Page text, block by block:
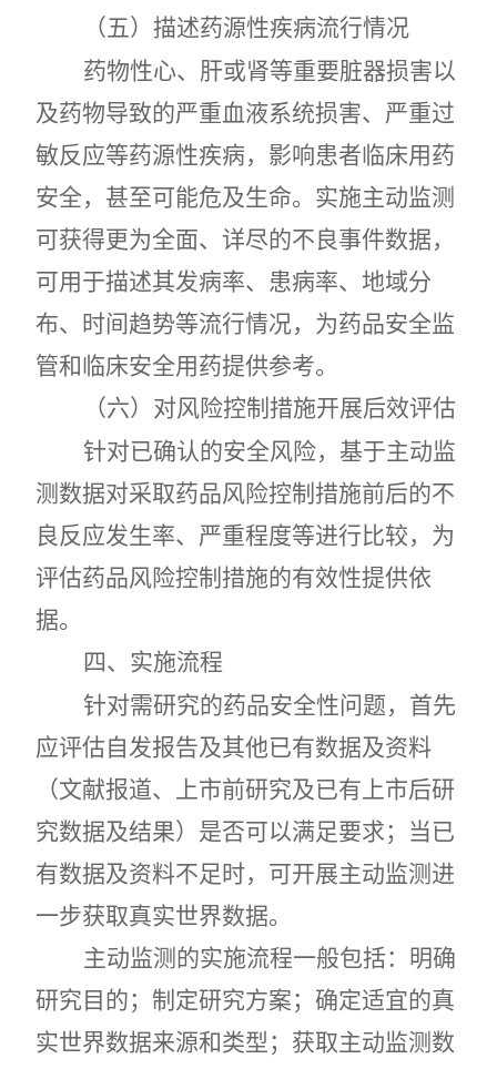
（五）描述药源性疾病流行情况
药物性心、肝或肾等重要脏器损害以
及药物导致的严重血液系统损害、严重过
敏反应等药源性疾病，影响患者临床用药
安全，甚至可能危及生命。实施主动监测
可获得更为全面、详尽的不良事件数据，
可用于描述其发病率、患病率、地域分
布、时间趋势等流行情况，为药品安全监
管和临床安全用药提供参考。
（六）对风险控制措施开展后效评估
针对已确认的安全风险，基于主动监
测数据对采取药品风险控制措施前后的不
良反应发生率、严重程度等进行比较，为
评估药品风险控制措施的有效性提供依
据。
四、实施流程
针对需研究的药品安全性问题，首先
应评估自发报告及其他已有数据及资料
（文献报道、上市前研究及已有上市后研
究数据及结果）是否可以满足要求；当已
有数据及资料不足时，可开展主动监测进
一步获取真实世界数据。
主动监测的实施流程一般包括：明确
研究目的；制定研究方案；确定适宜的真
实世界数据来源和类型；获取主动监测数